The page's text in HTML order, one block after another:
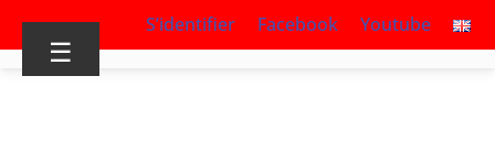
S’identifier Facebook Youtube
☰